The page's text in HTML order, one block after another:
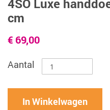
4SO Luxe
cm
€ 69,00
Aantal
In Winkelwagen